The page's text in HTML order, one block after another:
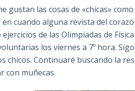
gustan las cosas de «chicas»
cuando alguna revista del
de las Olimpiadas de
los viernes a 7º hora.
chicos. Continuaré buscando la
con muñecas.